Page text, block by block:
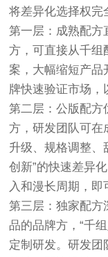
将差异化选择权完
第一层：成熟配方
方，可直接从千组
案，大幅缩短产品
牌快速验证市场，
第二层：公版配方
方，研发团队可在
升级、规格调整、
创新”的快速差异
入和漫长周期，即
第三层：独家配方
品的品牌方，“千
定制研发。研发团